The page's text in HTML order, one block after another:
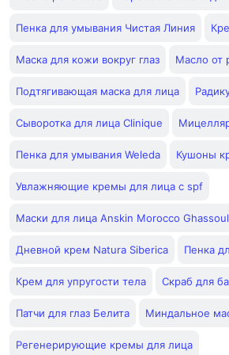
Пенка для умывания Чистая Линия
Маска для кожи вокруг глаз Масло от
Подтягивающая маска для лица
Сыворотка для лица Clinique
Пенка для умывания Weleda Кушоны
Увлажняющие кремы для лица с spf
Маски для лица Anskin Morocco Ghassoul
Дневной крем Natura Siberica Пенка
Крем для упругости тела Скраб для
Патчи для глаз Белита Миндальное
Регенерирующие кремы для лица